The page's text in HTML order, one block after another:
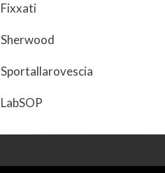
Fixxati
Sherwood
Sportallarovescia
LabSOP